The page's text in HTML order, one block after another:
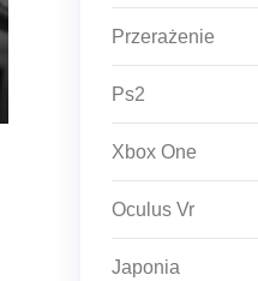
Przerażenie
Ps2
Xbox One
Oculus Vr
Japonia